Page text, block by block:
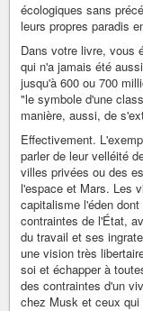
écologiques sans
leurs propres paradis
Dans votre livre, vous
qui n'a jamais été
jusqu'à 600 ou 700
"le symbole d'une
manière, aussi, de
Effectivement.
parler de leur velléité
villes privées ou des
l'espace et Mars. Les
capitalisme l'éden
contraintes de l'État,
du travail et ses
une vision très
soi et échapper à
des contraintes d'un
chez Musk et ceux